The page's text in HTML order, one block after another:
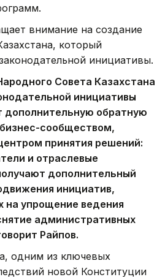
внимание на создание
который
инициативы.
Совета Казахстана
инициативы
дополнительную обратную
сообществом,
принятия решений:
и отраслевые
дополнительный
инициатив,
на упрощение ведения
административных
Райпов.
одним из ключевых
новой Конституции